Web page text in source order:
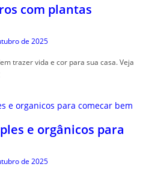
com plantas
de 2025
trazer vida e cor para sua casa. Veja
e orgânicos para
de 2025